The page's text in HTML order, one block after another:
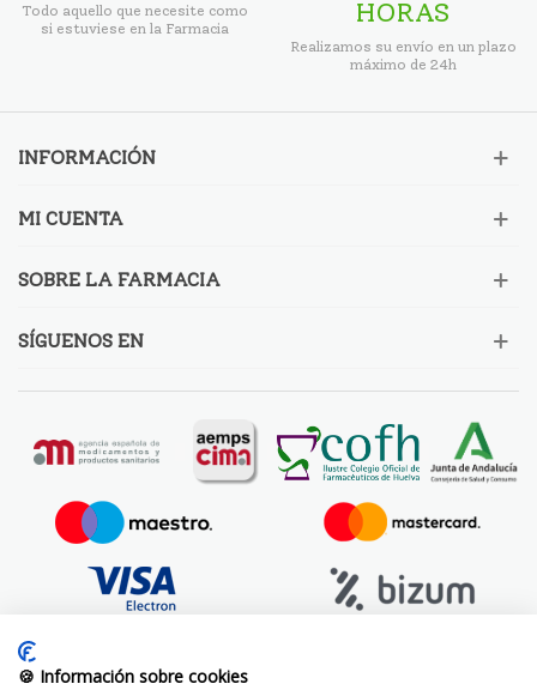
Todo aquello que necesite como
si estuviese en la Farmacia
HORAS
Realizamos su envío en un plazo
máximo de 24h
INFORMACIÓN
MI CUENTA
SOBRE LA FARMACIA
SÍGUENOS EN
🍪 Información sobre cookies